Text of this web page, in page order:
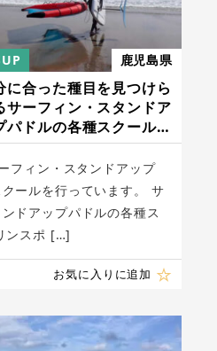
鹿児島県
に合った種目を見つけら
サーフィン・スタンドア
パドルの各種スクール/
ティブスポーツ・ガンコ
フィン・スタンドアップ
ールを行っています。 サ
ドアップパドルの各種ス
ンスポ […]
お気に入りに追加